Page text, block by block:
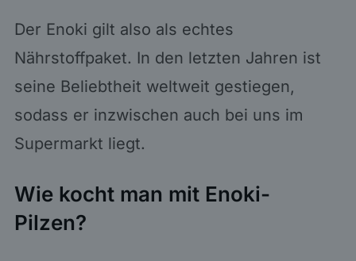
Der Enoki gilt also als echtes
Nährstoffpaket. In den letzten Jahren ist
seine Beliebtheit weltweit gestiegen,
sodass er inzwischen auch bei uns im
Supermarkt liegt.
Wie kocht man mit Enoki-
Pilzen?